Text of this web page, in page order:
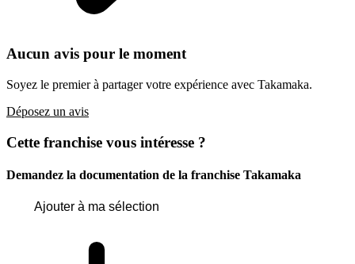
Aucun avis pour le moment
Soyez le premier à partager votre expérience avec Takamaka.
Déposez un avis
Cette franchise vous intéresse ?
Demandez la documentation de la franchise Takamaka
Ajouter à ma sélection